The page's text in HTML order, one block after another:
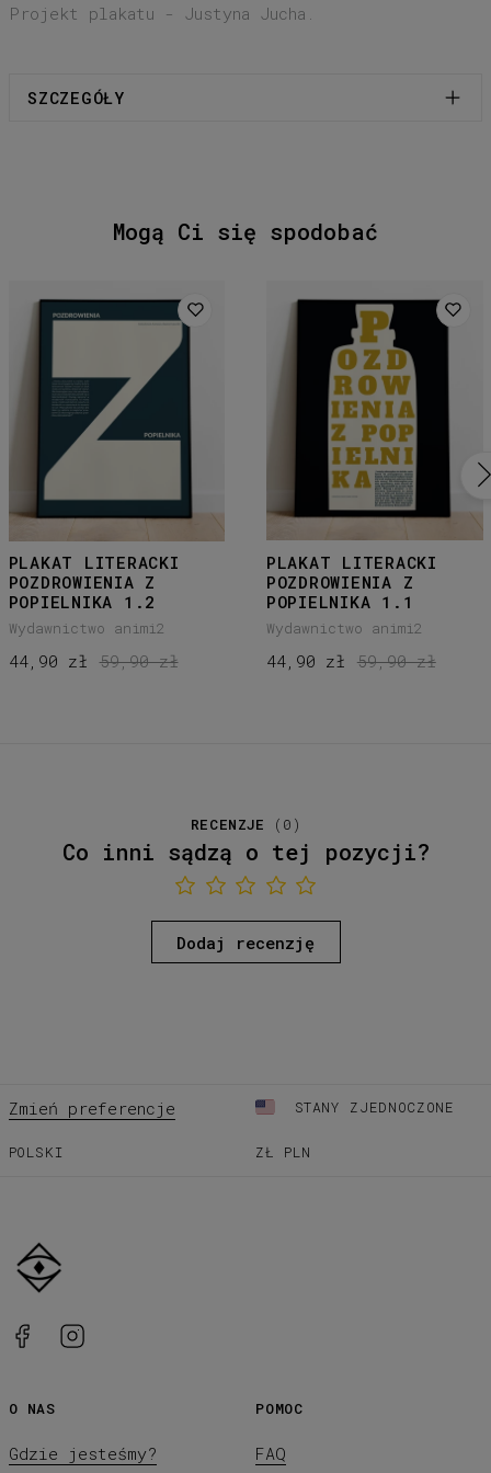
Projekt plakatu - Justyna Jucha.
SZCZEGÓŁY
antyramy - zdjęcie to poglądowa
Mogą Ci się spodobać
PLAKAT LITERACKI
POZDROWIENIA Z
POPIELNIKA 1.2
Wydawnictwo animi2
44,90 zł 59,90 zł
PLAKAT LITERACKI
POZDROWIENIA Z
POPIELNIKA 1.1
Wydawnictwo animi2
44,90 zł 59,90 zł
RECENZJE ( 0 )
Co inni sądzą o tej pozycji?
Dodaj recenzję
Zmień preferencje STANY ZJEDNOCZONE
POLSKI ZŁ PLN
O NAS
Gdzie jesteśmy?
POMOC
FAQ